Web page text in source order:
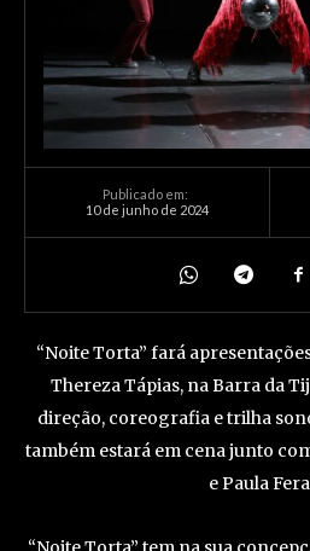
Publicado em:
10 de junho de 2024
“Noite Torta” fará
Thereza Tápias, na Barra da
direção, coreografia e trilha
também estará em cena junto
e Paula